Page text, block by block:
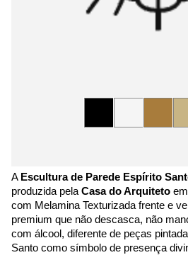
A Escultura de Parede Espírito
produzida pela Casa do Arquiteto
com Melamina Texturizada frente e
premium que não descasca, não
com álcool, diferente de peças
Santo como símbolo de presença